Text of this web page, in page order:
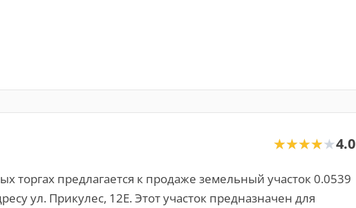
★★★★★
★★★★★4.0
торгах предлагается к продаже земельный участок 0.0539
ул. Прикулес, 12E. Этот участок предназначен для